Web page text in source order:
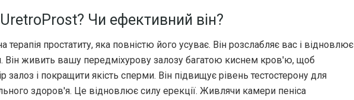
Чи ефективний він?
терапія простатиту, яка повністю його усуває. Він розслабляє вас і відновлює
Він живить вашу передміхурову залозу багатою киснем кров'ю, щоб
залоз і покращити якість сперми. Він підвищує рівень тестостерону для
здоров'я. Це відновлює силу ерекції. Живлячи камери пеніса